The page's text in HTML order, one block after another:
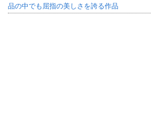
品の中でも屈指の美しさを誇る作品